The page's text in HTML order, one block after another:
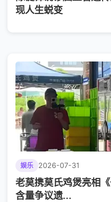
现人生蜕变
娱乐 2026-07-31
老莫携莫氏鸡煲亮相
含量争议遗...